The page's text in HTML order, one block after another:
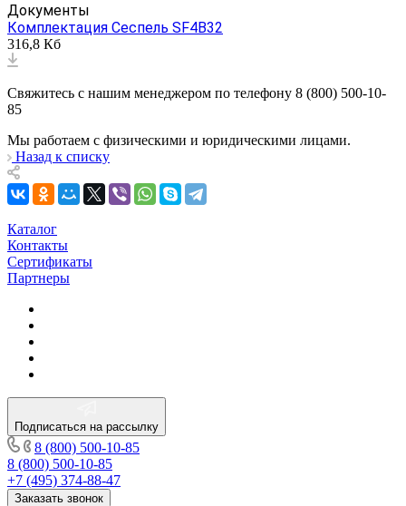
Документы
Комплектация Сеспель SF4B32
316,8 Кб
Свяжитесь с нашим менеджером по телефону 8 (800) 500-10-
85
Мы работаем с физическими и юридическими лицами.
Назад к списку
Каталог
Контакты
Сертификаты
Партнеры
Подписаться на рассылку
8 (800) 500-10-85
8 (800) 500-10-85
+7 (495) 374-88-47
Заказать звонок